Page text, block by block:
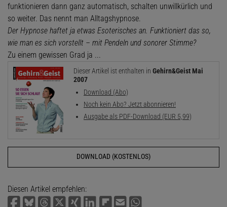
funktionieren dann ganz automatisch, schalten unwillkürlich und
so weiter. Das nennt man Alltagshypnose.
Der Hypnose haftet ja etwas Esoterisches an. Funktioniert das so,
wie man es sich vorstellt – mit Pendeln und sonorer Stimme?
Zu einem gewissen Grad ja ...
Dieser Artikel ist enthalten in Gehirn&Geist Mai
2007
Download (Abo)
Noch kein Abo? Jetzt abonnieren!
Ausgabe als PDF-Download (EUR 5,99)
DOWNLOAD (KOSTENLOS)
Diesen Artikel empfehlen: